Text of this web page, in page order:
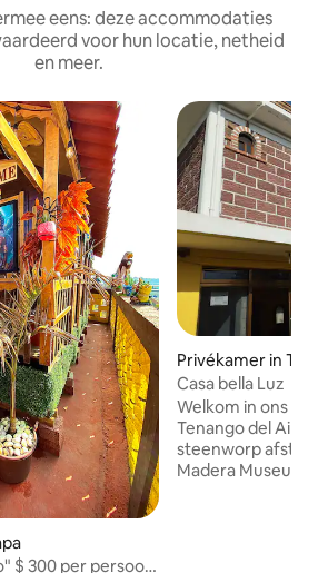
eens: deze accommodaties
voor hun locatie, netheid
en meer.
$ 300 per persoon,
Privékamer in
Casa bella Luz
Welkom in ons
Tenango del Aire,
steenworp
Madera Museum